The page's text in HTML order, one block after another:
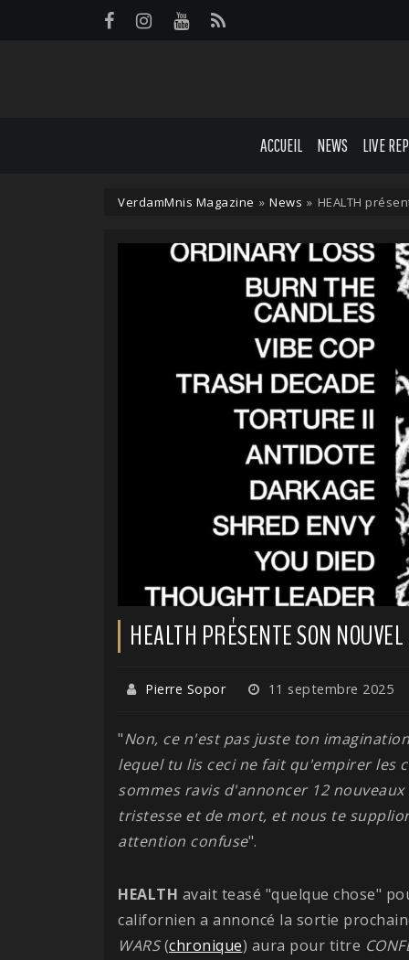
ACCUEIL NEWS LIVE
VerdamMnis Magazine » News » HEALTH
HEALTH PRÉSENTE SON
Pierre Sopor 11 septembre 2025
"Non, ce n'est pas juste ton
lequel tu lis ceci ne fait qu'empirer les
sommes ravis d'annoncer 12
tristesse et de mort, et nous te
attention confuse".
HEALTH avait teasé "quelque chose"
californien a annoncé la sortie
WARS(chronique) aura pour titre
Panneau de gestion des cookies